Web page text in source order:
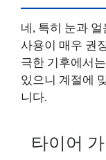
네, 특히 눈과
사용이 매우 권
극한 기후에서
있으니 계절에
니다.
타이어